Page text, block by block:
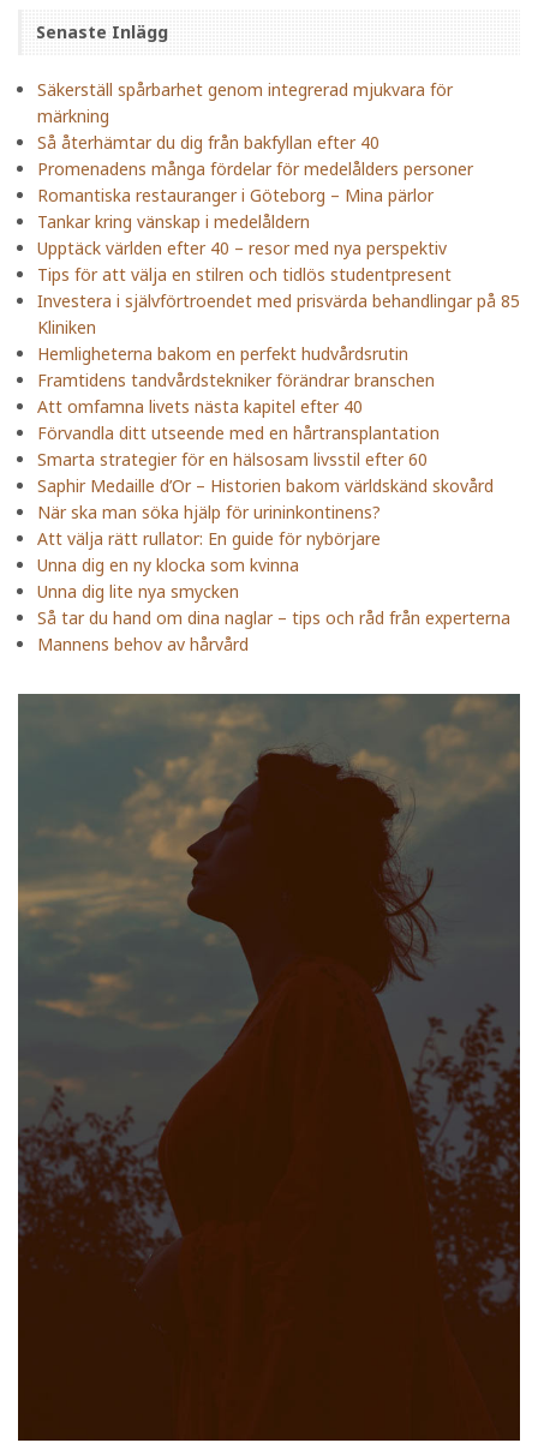
Senaste Inlägg
Säkerställ spårbarhet genom integrerad mjukvara för
märkning
Så återhämtar du dig från bakfyllan efter 40
Promenadens många fördelar för medelålders personer
Romantiska restauranger i Göteborg – Mina pärlor
Tankar kring vänskap i medelåldern
Upptäck världen efter 40 – resor med nya perspektiv
Tips för att välja en stilren och tidlös studentpresent
Investera i självförtroendet med prisvärda behandlingar på 85
Kliniken
Hemligheterna bakom en perfekt hudvårdsrutin
Framtidens tandvårdstekniker förändrar branschen
Att omfamna livets nästa kapitel efter 40
Förvandla ditt utseende med en hårtransplantation
Smarta strategier för en hälsosam livsstil efter 60
Saphir Medaille d’Or – Historien bakom världskänd skovård
När ska man söka hjälp för urininkontinens?
Att välja rätt rullator: En guide för nybörjare
Unna dig en ny klocka som kvinna
Unna dig lite nya smycken
Så tar du hand om dina naglar – tips och råd från experterna
Mannens behov av hårvård